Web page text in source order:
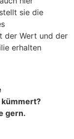
sie die
der Wert und der
erhalten
gern.